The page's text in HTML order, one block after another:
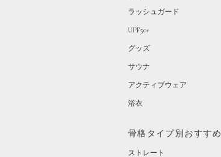
ラッシュガード
UPF50+
グッズ
サウナ
アクティブウェア
浴衣
骨格タイプ別おすすめ
ストレート